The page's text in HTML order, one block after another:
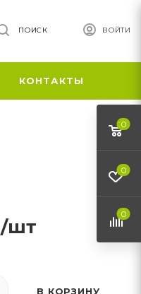
ВОЙТИ
ПОИСК
КОНТАКТЫ
/шт
В КОРЗИНУ
0
0
0